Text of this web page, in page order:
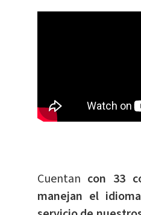
Cuentan con 33
manejan el